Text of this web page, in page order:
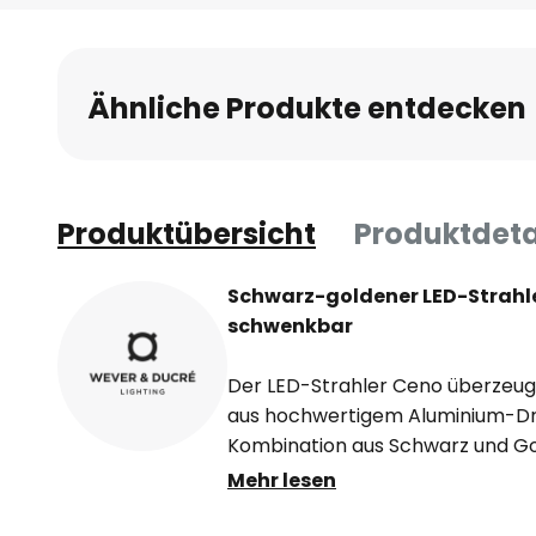
Ähnliche Produkte entdecken
Produktübersicht
Schwarz-goldener LED-
schwenkbar
Der LED-Strahler Ceno
aus hochwertigem Aluminium-
Kombination aus Schwarz und
Lichtfarbe schafft er eine
Mehr lesen